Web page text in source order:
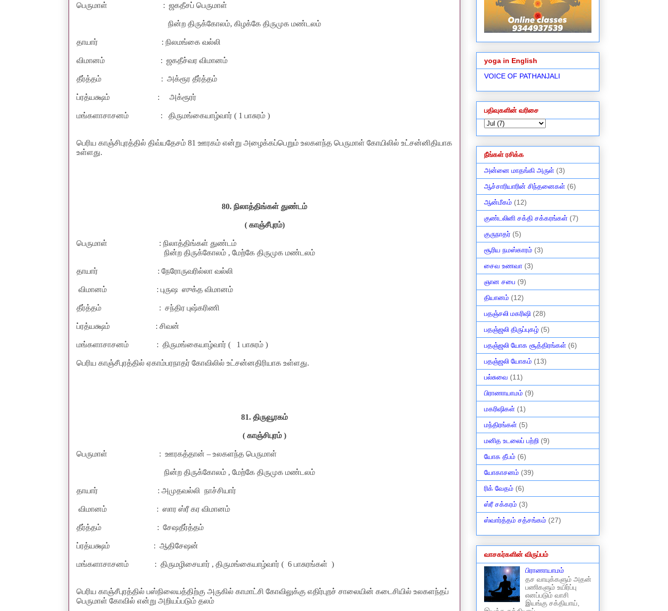
பெருமாள் : ஜகதீசப் பெருமாள்
நின்ற திருக்கோலம், கிழக்கே திருமுக மண்டலம்
தாயார் : நிலமங்கை வல்லி
விமானம் : ஜகதீச்வர விமானம்
தீர்த்தம் : அக்ரூர தீர்த்தம்
ப்ரத்யக்ஷம் : அக்ரூரர்
மங்களாசாசனம் : திருமங்கையாழ்வார் ( 1 பாசுரம் )
பெரிய காஞ்சிபுரத்தில் திவ்யதேசம் 81 ஊரகம் என்று அழைக்கப்பெறும் உலகளந்த பெருமாள் கோயிலில் உட்சன்னிதியாக
உள்ளது.
80. நிலாத்திங்கள் துண்டம்
( காஞ்சீபுரம்)
பெருமாள்
: நிலாத்திங்கள் துண்டம்
நின்ற திருக்கோலம் , மேற்கே திருமுக மண்டலம்
தாயார் : நேரோருவரில்லா வல்லி
விமானம் : புருஷ ஸுக்த விமானம்
தீர்த்தம் : சந்திர புஷ்கரிணி
ப்ரத்யக்ஷம் : சிவன்
மங்களாசாசனம் : திருமங்கையாழ்வார் ( 1 பாசுரம் )
பெரிய காஞ்சீபுரத்தில் ஏகாம்பரநாதர் கோவிலில் உட்சன்னதிரியாக உள்ளது.
81. திருவூரகம்
( காஞ்சிபுரம் )
பெருமாள் : ஊரகத்தான் – உலகளந்த பெருமாள்
நின்ற திருக்கோலம் , மேற்கே திருமுக மண்டலம்
தாயார் : அமுதவல்லி நாச்சியார்
விமானம் : ஸார ஸ்ரீ கர விமானம்
தீர்த்தம் : சேஷதீர்த்தம்
ப்ரத்யக்ஷம் : ஆதிசேஷன்
மங்களாசாசனம் : திருமழிசையார் , திருமங்கையாழ்வார் ( 6 பாசுரங்கள் )
பெரிய காஞ்சீபுரத்தில் பஸ்நிலையத்திற்கு அருகில் காமாட்சி கோவிலுக்கு எதிர்புறச் சாலையின் கடைசியில் உலகளந்தப்
பெருமாள் கோவில் என்று அறியப்படும் தலம்
yoga in English
VOICE OF PATHANJALI
பதிவுகளின் வரிசை
நீங்கள் ரசிக்க
அன்னை மாதங்கி அருள் (3)
ஆச்சாரியாரின் சிந்தனைகள் (6)
ஆன்மீகம் (12)
குண்டலினி சக்தி சக்கரங்கள் (7)
குருநாதர் (5)
சூரிய நமஸ்காரம் (3)
சைவ உணவா (3)
ஞான சபை (9)
தியானம் (12)
பதஞ்சலி மகரிஷி (28)
பதஞ்ஜலி திருப்புகழ் (5)
பதஞ்ஜலி யோக சூத்திரங்கள் (6)
பதஞ்ஜலி யோகம் (13)
பல்சுவை (11)
பிராணாயாமம் (9)
மகரிஷிகள் (1)
மந்திரங்கள் (5)
மனித உடலைப் பற்றி (9)
யோக தீபம் (6)
யோகாசனம் (39)
ரிக் வேதம் (6)
ஸ்ரீ சக்கரம் (3)
ஸ்வார்த்தம் சத்சங்கம் (27)
வாசகர்களின் விருப்பம்
பிராணாயாமம்
தச வாயுக்களும் அதன்
பணிகளும் உயிர்ப்பு
எனப்படும் வாசி
இயங்கு சக்தியாய்,